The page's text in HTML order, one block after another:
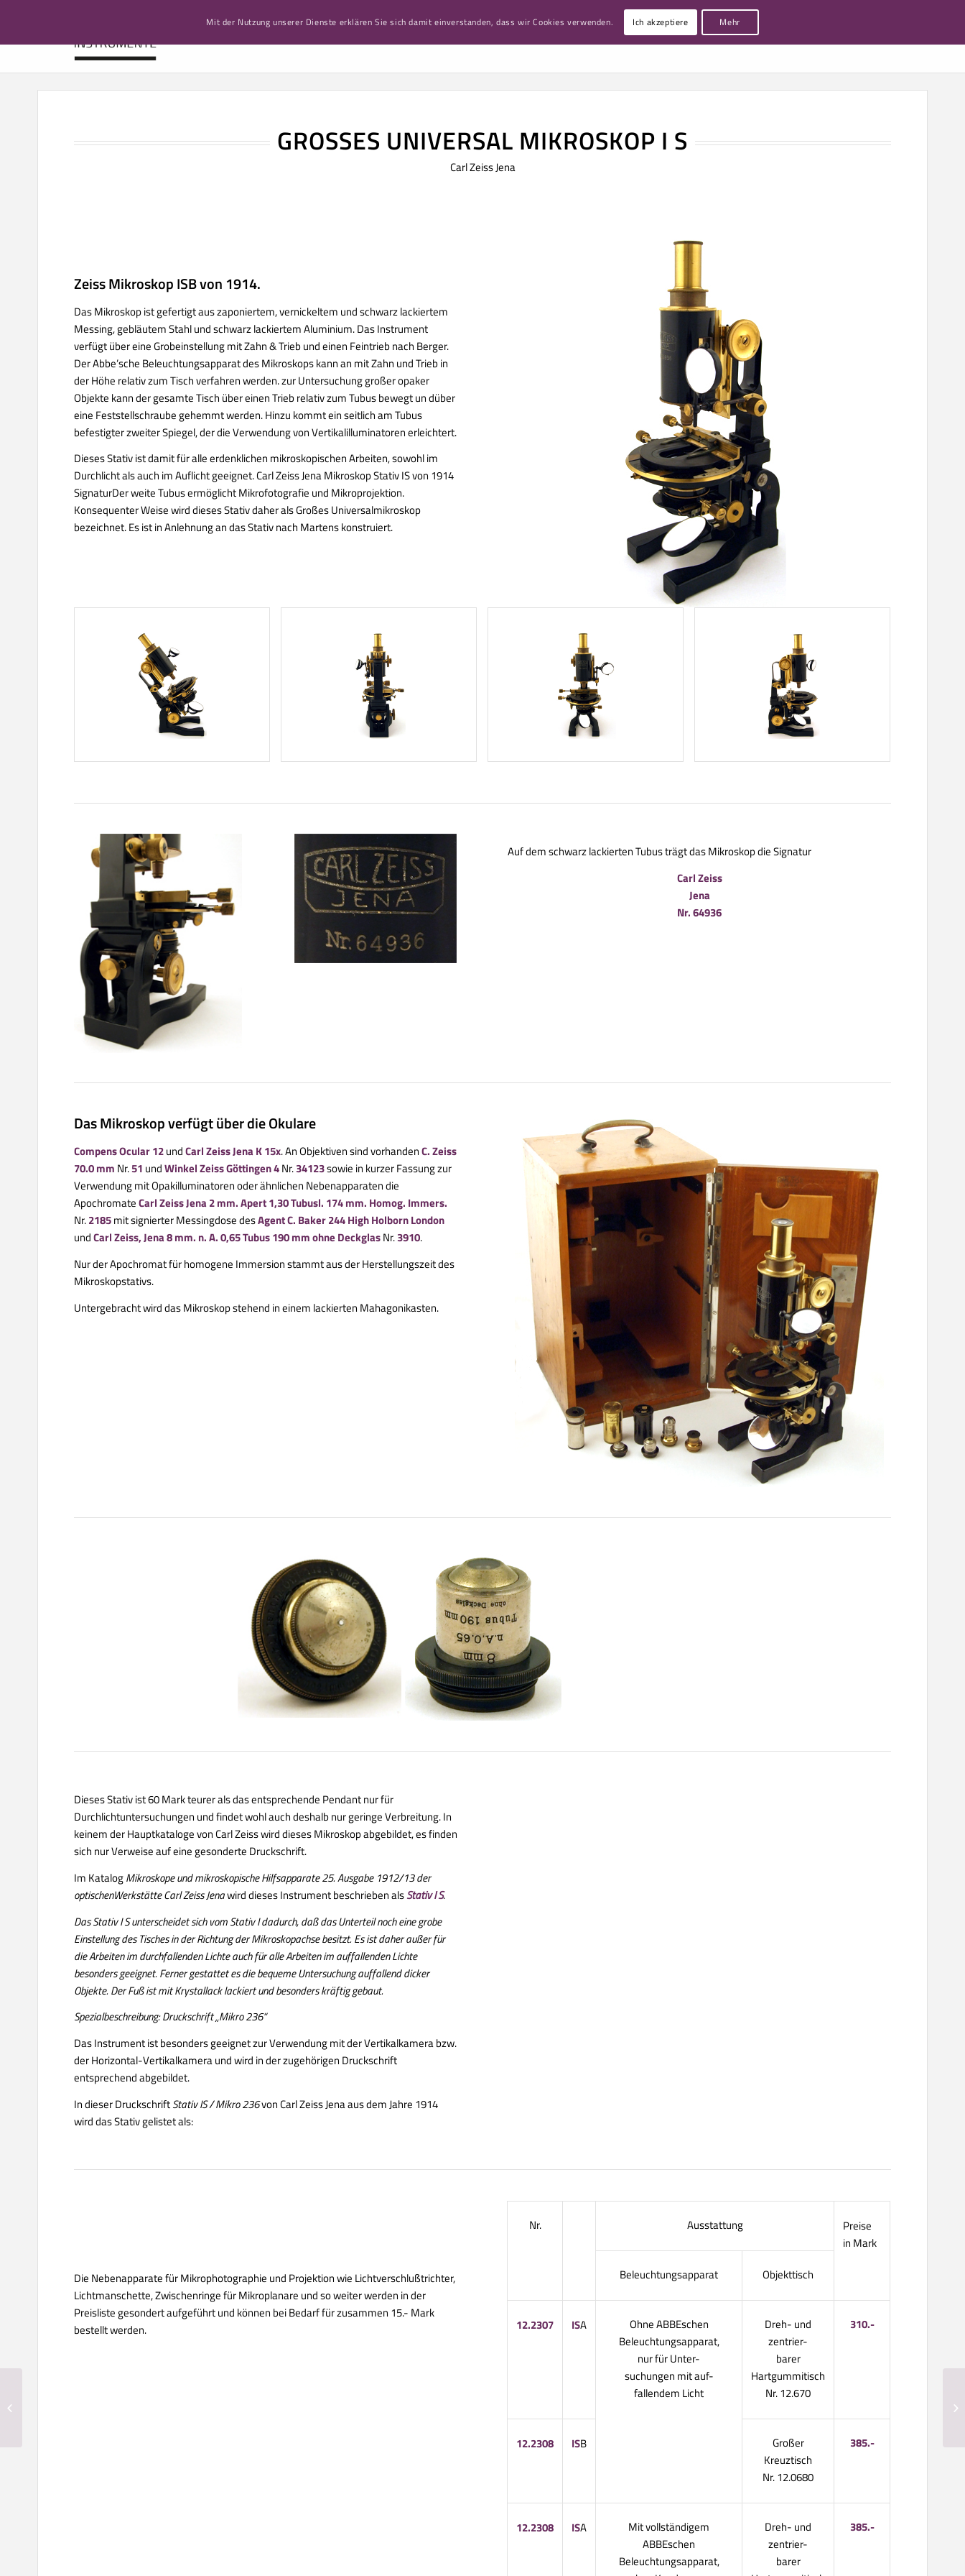
VARIA EXKURS REFERENZEN
GROSSES UNIVERSAL MIKROSKOP I S
Carl Zeiss Jena
Zeiss Mikroskop ISB von 1914.
Das Mikroskop ist gefertigt aus zaponiertem, vernickeltem und schwarz lackiertem
Messing, gebläutem Stahl und schwarz lackiertem Aluminium. Das Instrument
verfügt über eine Grobeinstellung mit Zahn & Trieb und einen Feintrieb nach Berger.
Der Abbe’sche Beleuchtungsapparat des Mikroskops kann an mit Zahn und Trieb in
der Höhe relativ zum Tisch verfahren werden. zur Untersuchung großer opaker
Objekte kann der gesamte Tisch über einen Trieb relativ zum Tubus bewegt un düber
eine Feststellschraube gehemmt werden. Hinzu kommt ein seitlich am Tubus
befestigter zweiter Spiegel, der die Verwendung von Vertikalilluminatoren erleichtert.
Dieses Stativ ist damit für alle erdenklichen mikroskopischen Arbeiten, sowohl im
Durchlicht als auch im Auflicht geeignet. Carl Zeiss Jena Mikroskop Stativ IS von 1914
SignaturDer weite Tubus ermöglicht Mikrofotografie und Mikroprojektion.
Konsequenter Weise wird dieses Stativ daher als Großes Universalmikroskop
bezeichnet. Es ist in Anlehnung an das Stativ nach Martens konstruiert.
Auf dem schwarz lackierten Tubus trägt das Mikroskop die Signatur
Carl Zeiss
Jena
Nr. 64936
Das Mikroskop verfügt über die Okulare
Compens Ocular 12undCarl Zeiss Jena K 15x. An Objektiven sind vorhandenC. Zeiss
70.0 mm Nr.51 undWinkel Zeiss Göttingen 4Nr.34123sowie in kurzer Fassung zur
Verwendung mit Opakilluminatoren oder ähnlichen Nebenapparaten die
ApochromateCarl Zeiss Jena 2 mm. Apert 1,30 Tubusl. 174 mm. Homog. Immers.
Nr.2185mit signierter Messingdose desAgent C. Baker 244 High Holborn London
undCarl Zeiss, Jena 8 mm. n. A. 0,65 Tubus 190 mm ohne DeckglasNr.3910.
Nur der Apochromat für homogene Immersion stammt aus der Herstellungszeit des
Mikroskopstativs.
Untergebracht wird das Mikroskop stehend in einem lackierten Mahagonikasten.
Dieses Stativ ist 60 Mark teurer als das entsprechende Pendant nur für
Durchlichtuntersuchungen und findet wohl auch deshalb nur geringe Verbreitung. In
keinem der Hauptkataloge von Carl Zeiss wird dieses Mikroskop abgebildet, es finden
sich nur Verweise auf eine gesonderte Druckschrift.
Im KatalogMikroskope und mikroskopische Hilfsapparate 25. Ausgabe 1912/13 der
optischenWerkstätte Carl Zeiss Jenawird dieses Instrument beschrieben alsStativ I S.
Das Stativ I S unterscheidet sich vom Stativ I dadurch, daß das Unterteil noch eine grobe
Einstellung des Tisches in der Richtung der Mikroskopachse besitzt. Es ist daher außer für
die Arbeiten im durchfallenden Lichte auch für alle Arbeiten im auffallenden Lichte
besonders geeignet. Ferner gestattet es die bequeme Untersuchung auffallend dicker
Objekte. Der Fuß ist mit Krystallack lackiert und besonders kräftig gebaut.
Spezialbeschreibung: Druckschrift „Mikro 236“
Das Instrument ist besonders geeignet zur Verwendung mit der Vertikalkamera bzw.
der Horizontal-Vertikalkamera und wird in der zugehörigen Druckschrift
entsprechend abgebildet.
In dieser DruckschriftStativ IS / Mikro 236von Carl Zeiss Jena aus dem Jahre 1914
wird das Stativ gelistet als:
Die Nebenapparate für Mikrophotographie und Projektion wie Lichtverschlußtrichter,
Lichtmanschette, Zwischenringe für Mikroplanare und so weiter werden in der
Preisliste gesondert aufgeführt und können bei Bedarf für zusammen 15.- Mark
bestellt werden.
Nr. Ausstattung
Preise
in Mark
Beleuchtungsapparat
Objekttisch
12.2307 ISA
Ohne ABBEschen
Beleuchtungsapparat,
nur für Unter-
suchungen mit auf-
fallendem Licht
Dreh- und
zentrier-
barer
Hartgummitisch
Nr. 12.670
310.-
12.2308 ISB
Großer
Kreuztisch
Nr. 12.0680
385.-
12.2308 ISA
Mit vollständigem
ABBEschen
Beleuchtungsapparat,
Dreh- und
zentrier-
barer
385.-
Mit der Nutzung unserer Dienste erklären Sie sich damit einverstanden, dass wir Cookies verwenden. Ich akzeptiere Mehr